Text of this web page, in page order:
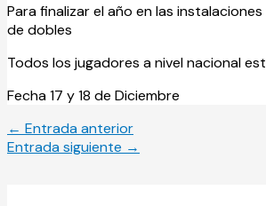
Para finalizar el año en las
de dobles
Todos los jugadores a nivel nacional
Fecha 17 y 18 de Diciembre
← Entrada anterior
Entrada siguiente →